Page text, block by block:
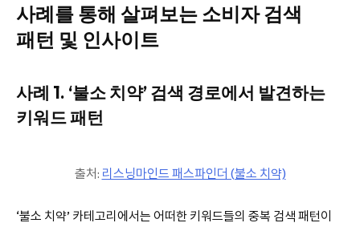
사례를 통해 살펴보는 소비자 검색
패턴 및 인사이트
사례 1. ‘불소 치약’ 검색 경로에서 발견하는
키워드 패턴
출처: 리스닝마인드 패스파인더 (불소 치약)
‘불소 치약’ 카테고리에서는 어떠한 키워드들의 중복 검색 패턴이